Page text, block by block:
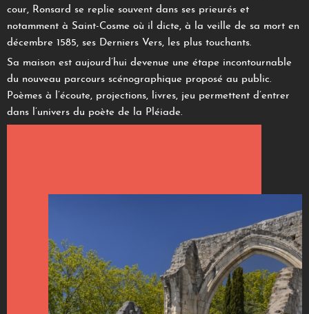
cour, Ronsard se replie souvent dans ses prieurés et
notamment à Saint-Cosme où il dicte, à la veille de sa mort en
décembre 1585, ses Derniers Vers, les plus touchants.
Sa maison est aujourd’hui devenue une étape incontournable
du nouveau parcours scénographique proposé au public.
Poèmes à l’écoute, projections, livres, jeu permettent d’entrer
dans l’univers du poète de la Pléiade.